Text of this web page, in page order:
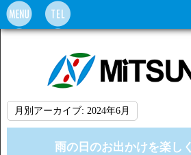
月別アーカイブ: 2024年6月
雨の日のお出かけを楽し